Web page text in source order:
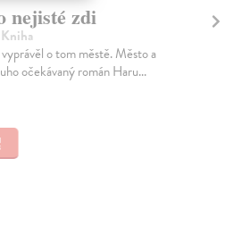
zdi
o tom městě. Město a
očekávaný román Haru...